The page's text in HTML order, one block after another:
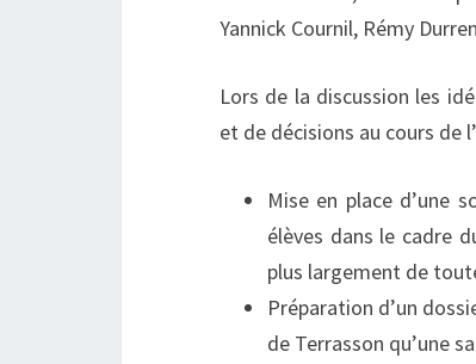
Yannick Cournil, Rémy
Lors de la discussion les
et de décisions au cours de
Mise en place d’une
élèves dans le cadre
plus largement de
Préparation d’un
de Terrasson qu’une